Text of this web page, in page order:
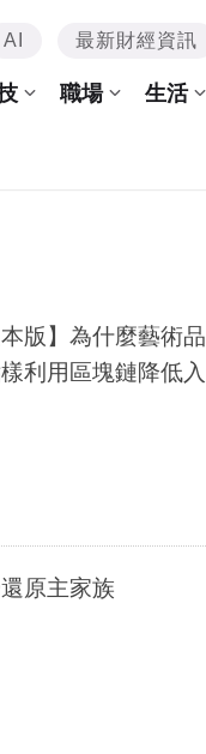
AI 最新財經資訊
職場 生活
版】為什麼藝術品
利用區塊鏈降低入
原主家族